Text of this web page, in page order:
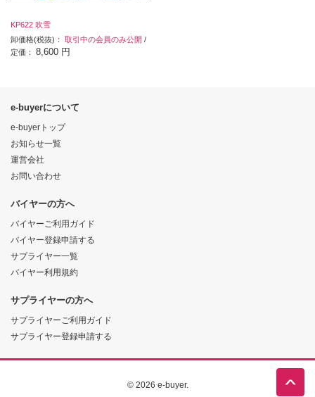
KP622 吹雪
卸価格(税抜)： 取引中の会員のみ公開 /
定価： 8,600 円
e-buyerについて
e-buyerトップ
お知らせ一覧
運営会社
お問い合わせ
バイヤーの方へ
バイヤーご利用ガイド
バイヤー登録申請する
サプライヤー一覧
バイヤー利用規約
サプライヤーの方へ
サプライヤーご利用ガイド
サプライヤー登録申請する
© 2026 e-buyer.